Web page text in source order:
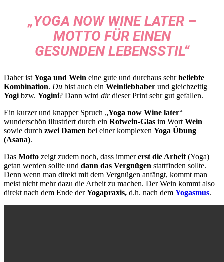
„YOGA NOW WINE LATER –
MOTTO FÜR EINEN
GESUNDEN LEBENSSTIL“
Daher ist Yoga und Wein eine gute und durchaus sehrbeliebte
Kombination. Du bist auch ein Weinliebhaber und gleichzeitig
Yogi bzw. Yogini? Dann wird dirdieser Print sehr gut gefallen.
Ein kurzer und knapper Spruch „Yoga now Wine later“
wunderschön illustriert durch ein Rotwein-Glas im Wort Wein
sowie durch zwei Damen bei einer komplexen Yoga Übung
(Asana).
Das Motto zeigt zudem noch, dass immererst die Arbeit (Yoga)
getan werden sollte und dann das Vergnügen stattfinden sollte.
Denn wenn man direkt mit dem Vergnügen anfängt, kommt man
meist nicht mehr dazu die Arbeit zu machen. Der Wein kommt also
direkt nach dem Ende derYogapraxis, d.h. nach dem Yogasmus.